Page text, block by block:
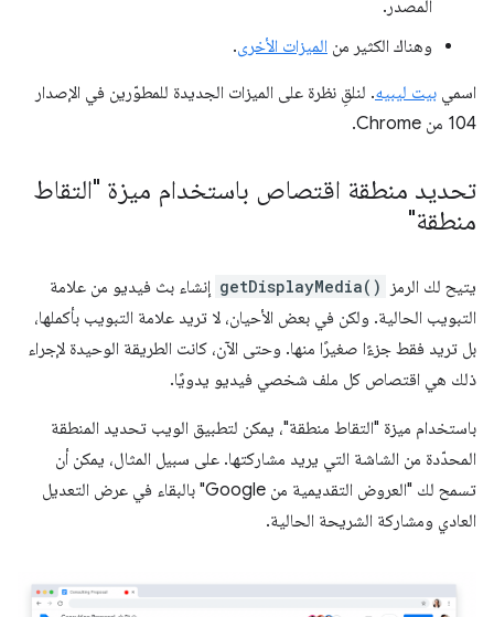
المصدر.
وهناك الكثير من الميزات الأخرى.
اسمي بيت ليبيه. لنلقِ نظرة على الميزات الجديدة للمطوّرين في الإصدار
104 من Chrome.
تحديد منطقة اقتصاص باستخدام ميزة "التقاط
منطقة"
يتيح لك الرمز getDisplayMedia() إنشاء بث فيديو من علامة
التبويب الحالية. ولكن في بعض الأحيان، لا تريد علامة التبويب بأكملها،
بل تريد فقط جزءًا صغيرًا منها. وحتى الآن، كانت الطريقة الوحيدة لإجراء
ذلك هي اقتصاص كل ملف شخصي فيديو يدويًا.
باستخدام ميزة "التقاط منطقة"، يمكن لتطبيق الويب تحديد المنطقة
المحدّدة من الشاشة التي يريد مشاركتها. على سبيل المثال، يمكن أن
تسمح لك "العروض التقديمية من Google" بالبقاء في عرض التعديل
العادي ومشاركة الشريحة الحالية.